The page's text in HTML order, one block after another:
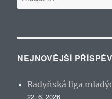
NEJNOVĚJŠÍ
Radyňská liga
22. 6. 2026